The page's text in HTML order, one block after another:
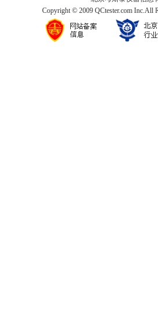
Copyright © 2009 QCtester.com Inc.All